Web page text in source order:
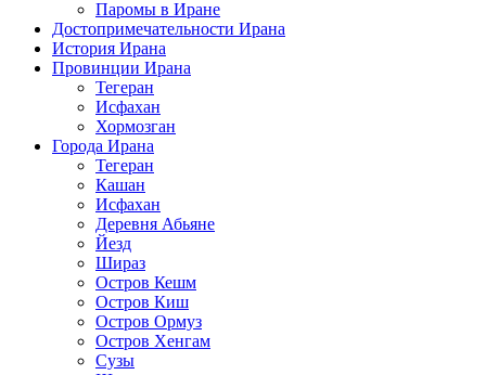
Паромы в Иране
Достопримечательности Ирана
История Ирана
Провинции Ирана
Тегеран
Исфахан
Хормозган
Города Ирана
Тегеран
Кашан
Исфахан
Деревня Абьяне
Йезд
Шираз
Остров Кешм
Остров Киш
Остров Ормуз
Остров Хенгам
Сузы